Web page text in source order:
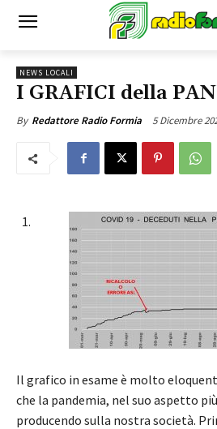
NEWS LOCALI
I GRAFICI della
By Redattore Radio Formia 5 Dicembre
Il grafico in esame è molto
che la pandemia, nel suo aspetto
producendo sulla nostra società.